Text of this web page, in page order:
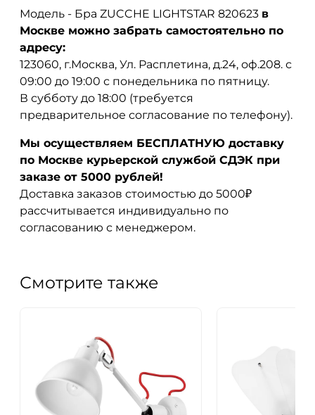
Модель - Бра ZUCCHE LIGHTSTAR 820623 в
Москве можно забрать самостоятельно по
адресу:
123060, г.Москва, Ул. Расплетина, д.24, оф.208. с
09:00 до 19:00 с понедельника по пятницу.
В субботу до 18:00 (требуется
предварительное согласование по телефону).
Мы осуществляем БЕСПЛАТНУЮ доставку
по Москве курьерской службой СДЭК при
заказе от 5000 рублей!
Доставка заказов стоимостью до 5000₽
рассчитывается индивидуально по
согласованию с менеджером.
Смотрите также